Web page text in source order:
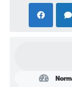
Agenda